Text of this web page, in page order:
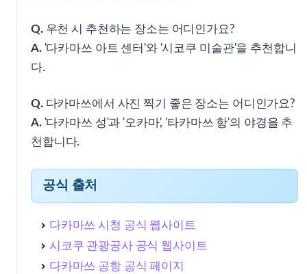
Q.우천 시 추천하는 장소는 어디인가요?
A.'다카마쓰 아트 센터'와 '시코쿠 미술관'을 추천합니
다.
Q.다카마쓰에서 사진 찍기 좋은 장소는 어디인가요?
A.'다카마쓰 성'과 '오카마', '타카마쓰 항'의 야경을 추
천합니다.
공식 출처
다카마쓰 시청 공식 웹사이트
시코쿠 관광공사 공식 웹사이트
다카마쓰 공항 공식 페이지